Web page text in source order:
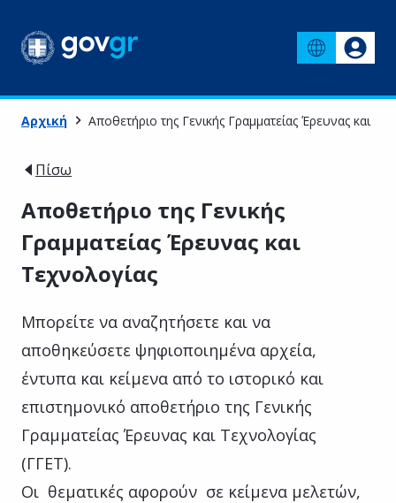
Αρχική Αποθετήριο της Γενικής Γραμματείας Έρευνας και
Πίσω
Αποθετήριο της Γενικής
Γραμματείας Έρευνας και
Τεχνολογίας
Μπορείτε να αναζητήσετε και να
αποθηκεύσετε ψηφιοποιημένα αρχεία,
έντυπα και κείμενα από το ιστορικό και
επιστημονικό αποθετήριο της Γενικής
Γραμματείας Έρευνας και Τεχνολογίας
(ΓΓΕΤ).
Οι θεματικές αφορούν σε κείμενα μελετών,